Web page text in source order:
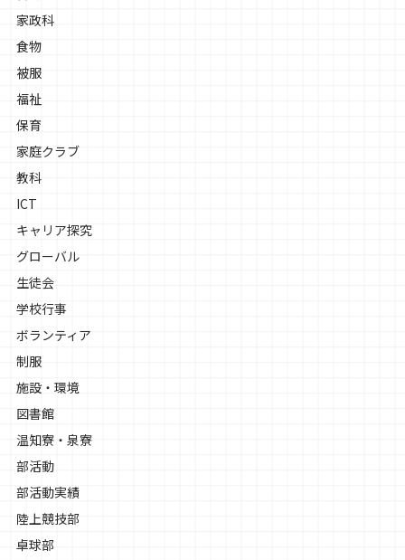
家政科
食物
被服
福祉
保育
家庭クラブ
教科
ICT
キャリア探究
グローバル
生徒会
学校行事
ボランティア
制服
施設・環境
図書館
温知寮・泉寮
部活動
部活動実績
陸上競技部
卓球部